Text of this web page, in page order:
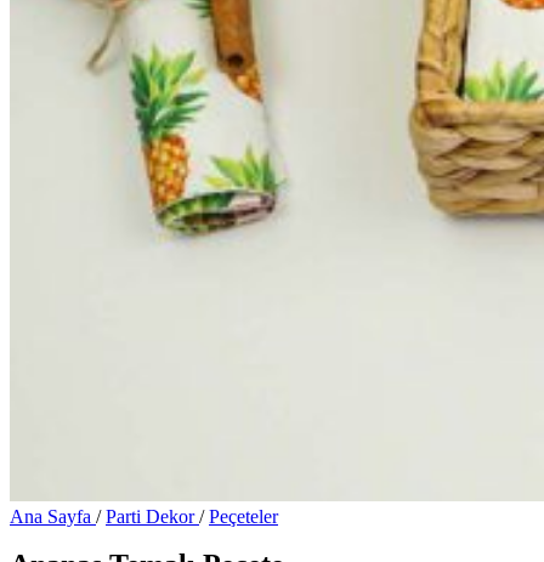
Ana Sayfa / Parti Dekor/ Peçeteler